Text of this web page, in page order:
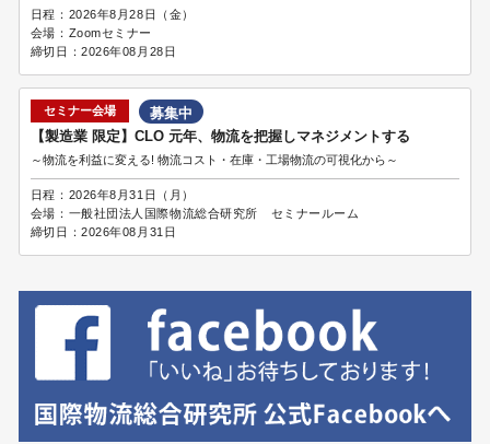
日程： 2026年8月28日（金）
会場： Zoomセミナー
締切日：2026年08月28日
セミナー会場
募集中
【製造業 限定】CLO 元年、物流を把握しマネジメントする
～物流を利益に変える! 物流コスト・在庫・工場物流の可視化から～
日程： 2026年8月31日（月）
会場： 一般社団法人国際物流総合研究所 セミナールーム
締切日：2026年08月31日